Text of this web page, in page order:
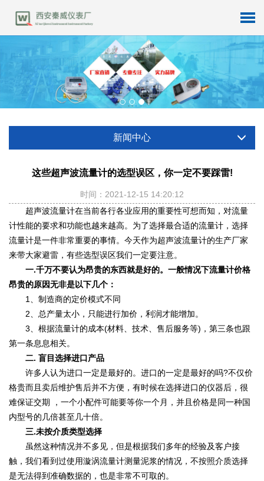
新闻中心
这些超声波流量计的选型误区，你一定不要踩雷!
时间：2021-12-15 14:20:12
超声波流量计在当前各行各业应用的重要性可想而知，对流量
计性能的要求和功能也越来越高。为了选择最合适的流量计，选择
流量计是一件非常重要的事情。今天作为超声波流量计的生产厂家
来带大家避雷，有些选型误区我们一定要注意。
一.千万不要认为昂贵的东西就是好的。一般情况下流量计价格
昂贵的原因无非是以下几个：
1、制造商的定价模式不同
2、总产量太小，只能进行加价，利润才能增加。
3、根据流量计的成本(材料、技术、售后服务等)，第三条也跟
第一条息息相关。
二. 盲目选择进口产品
许多人认为进口一定是最好的。进口的一定是最好的吗?不仅价
格贵而且卖后维护售后并不方便，有时候在选择进口的仪器后，很
难保证交期 ，一个小配件可能要等你一个月，并且价格是同一种国
内型号的几倍甚至几十倍。
三.未按介质类型选择
虽然这种情况并不多见，但是根据我们多年的经验及客户接
触，我们看到过使用漩涡流量计测量泥浆的情况，不按照介质选择
是无法得到准确数据的，也是非常不可取的。